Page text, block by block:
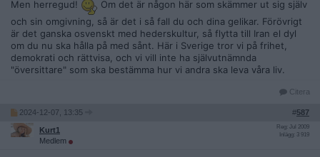
Men herregud!
Om det är någon här som skämmer ut sig själv
och sin omgivning, så är det i så fall du och dina gelikar. Förövrigt
är det ganska osvenskt med hederskultur, så flytta till Iran el dyl
om du nu ska hålla på med sånt. Här i Sverige tror vi på frihet,
demokrati och rättvisa, och vi vill inte ha självutnämnda
"översittare" som ska bestämma hur vi andra ska leva våra liv.
Citera
2024-12-07, 13:35 #587
Kurt1
Medlem
Reg: Jul 2009
Inlägg: 3 919